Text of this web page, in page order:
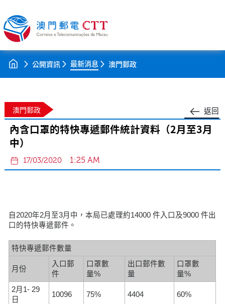
公開資訊 最新消息 澳門郵政
返回
澳門郵政
內含口罩的特快專遞郵件統計資料（2月至3月
中）
17/03/2020 1:25 AM
自2020年2月至3月中，本局已處理約14000 件入口及9000 件出
口的特快專遞郵件。
特快專遞郵件數量
月份
入口郵
件
口罩數
量%
出口郵件數
量
口罩數
量%
2月1- 29
日
10096 75% 4404 60%